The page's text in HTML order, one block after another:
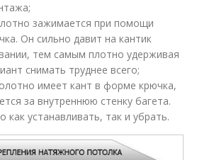
зажимается при помощи
Он сильно давит на кантик
тем самым плотно удерживая
снимать труднее всего;
имеет кант в форме крючка,
за внутреннюю стенку багета.
как устанавливать, так и убрать.